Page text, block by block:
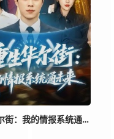
重生华尔街：我的情报系统通未来